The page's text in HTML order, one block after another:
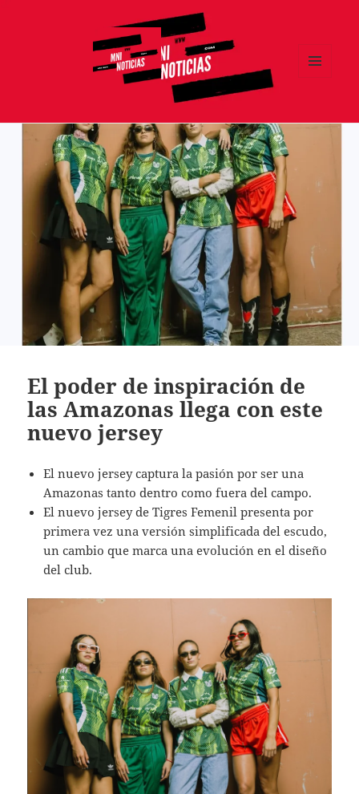
El poder de inspiración de
las Amazonas llega con este
nuevo jersey
El nuevo jersey captura la pasión por ser una
Amazonas tanto dentro como fuera del campo.
El nuevo jersey de Tigres Femenil presenta por
primera vez una versión simplificada del escudo,
un cambio que marca una evolución en el diseño
del club.